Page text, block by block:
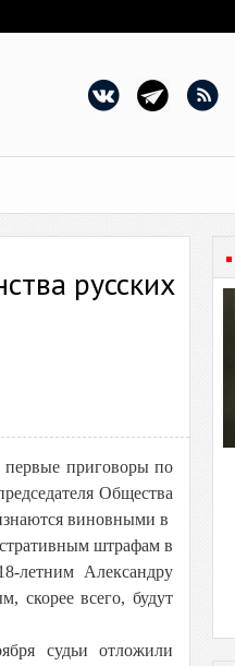
русских
первые приговоры по
Общества
виновными в
штрафам в
летним Александру
скорее всего, будут
судьи отложили